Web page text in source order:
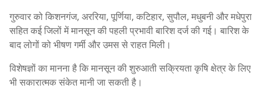
गुरुवार को किशनगंज, अररिया, पूर्णिया, कटिहार, सुपौल, मधुबनी और मधेपुरा
सहित कई जिलों में मानसून की पहली प्रभावी बारिश दर्ज की गई। बारिश के
बाद लोगों को भीषण गर्मी और उमस से राहत मिली।
विशेषज्ञों का मानना है कि मानसून की शुरुआती सक्रियता कृषि क्षेत्र के लिए
भी सकारात्मक संकेत मानी जा सकती है।